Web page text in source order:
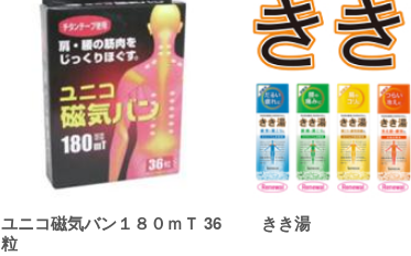
ユニコ磁気バン１８０ｍＴ 36
粒
きき湯